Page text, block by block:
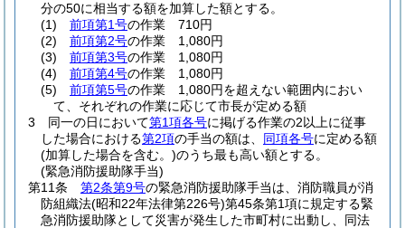
分の50に相当する額を加算した額とする。
(1)
前項第1号の作業 710円
(2)
前項第2号の作業 1,080円
(3)
前項第3号の作業 1,080円
(4)
前項第4号の作業 1,080円
(5)
前項第5号の作業 1,080円を超えない範囲内におい
て、それぞれの作業に応じて市長が定める額
3
同一の日において第1項各号に掲げる作業の2以上に従事
した場合における第2項の手当の額は、 同項各号に定める額
(加算した場合を含む。)のうち最も高い額とする。
(緊急消防援助隊手当)
第11条
第2条第9号の緊急消防援助隊手当は、消防職員が消
防組織法(昭和22年法律第226号)第45条第1項に規定する緊
急消防援助隊として災害が発生した市町村に出動し、同法